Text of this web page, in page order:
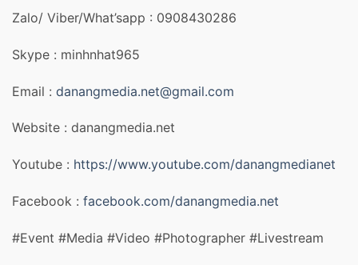
Zalo/ Viber/What’sapp : 0908430286
Skype : minhnhat965
Email : danangmedia.net@gmail.com
Website : danangmedia.net
Youtube : https://www.youtube.com/danangmedianet
Facebook : facebook.com/danangmedia.net
#Event #Media #Video #Photographer #Livestream